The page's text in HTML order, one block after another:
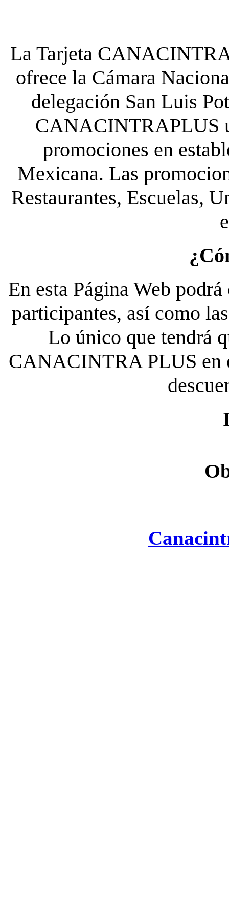
La Tarjeta
ofrece la Cámara
delegación San Luis
CANACINTRAPLUS
promociones en
Mexicana. Las
Restaurantes, Escuelas,
En esta Página Web
participantes, así como
Lo único que tendrá
CANACINTRA PLUS en